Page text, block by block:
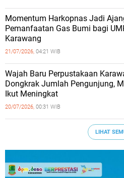
Momentum Harkopnas Jadi
Pemanfaatan Gas Bumi bagi
Karawang
21/07/2026, 04:21 WIB
Wajah Baru Perpustakaan
Dongkrak Jumlah Pengunjung,
Ikut Meningkat
20/07/2026, 00:31 WIB
LIHAT